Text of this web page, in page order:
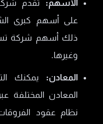
الأسهم:
على أسهم كبرى
ذلك أسهم شركة
وغيرها.
المعادن: يمكنك
نظام عقود